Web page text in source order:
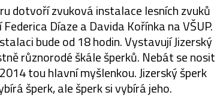
dotvoří zvuková instalace lesních zvuků
Díaze a Davida Kořínka na VŠUP.
bude od 18 hodin. Vystavují Jizerský
různorodé škále šperků. Nebát se nosit
tou hlavní myšlenkou. Jizerský šperk
šperk, ale šperk si vybírá jeho.